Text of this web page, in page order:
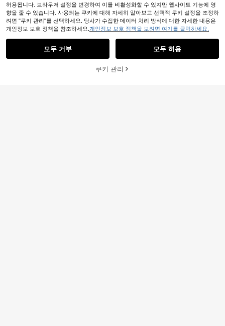
49% 할인!
허용됩니다. 브라우저 설정을 변경하여 이를 비활성화할 수 있지만 웹사이트 기능에 영
향을 줄 수 있습니다. 사용되는 쿠키에 대해 자세히 알아보고 선택적 쿠키 설정을 조정하
려면 "쿠키 관리"를 선택하세요. 당사가 수집한 데이터 처리 방식에 대한 자세한 내용은
개인정보 보호 정책을 참조하세요. 개인정보 보호 정책을 보려면 여기를 클릭하세요.
모두 거부 모두 허용
쿠키 관리